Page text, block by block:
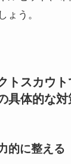
ょう。
トスカウ
具体的な対
的に整える